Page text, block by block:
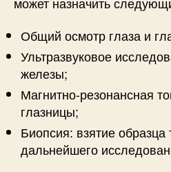
Общий осмотр глаза и
Ультразвуковое
железы;
Магнитно-резонансная
глазницы;
Биопсия: взятие образца
дальнейшего